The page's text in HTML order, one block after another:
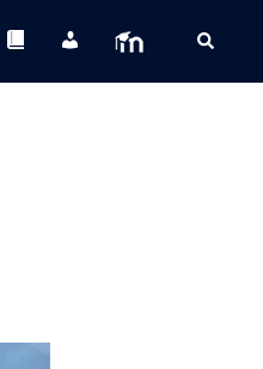
Knihovna MoodleSearch